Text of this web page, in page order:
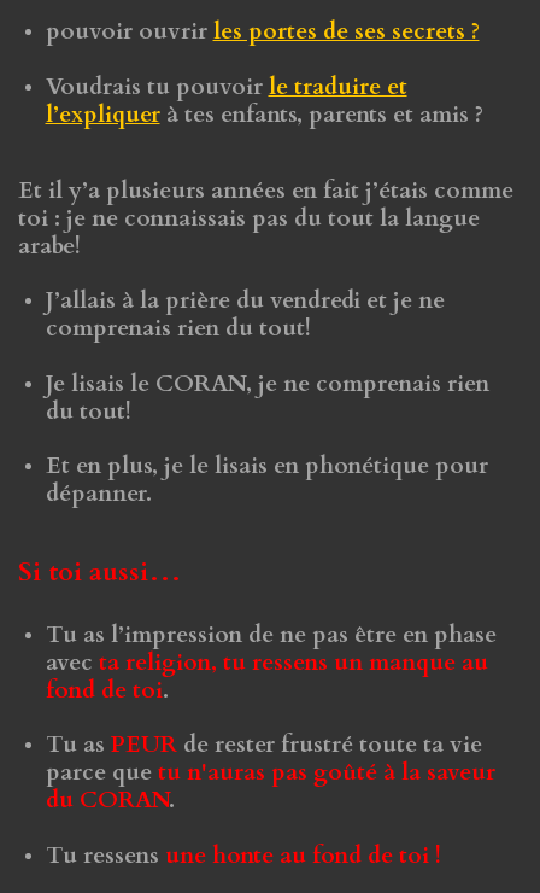
pouvoir ouvrirles portes de ses secrets ?
Voudrais tu pouvoirle traduire et
l’expliquer à tes enfants, parents et amis ?
Et il y’a plusieurs années en fait j’étais comme
toi : je ne connaissais pas du tout la langue
arabe!
J’allais à la prière du vendredi et je ne
comprenais rien du tout!
Je lisais le CORAN, je ne comprenais rien
du tout!
Et en plus, je le lisais en phonétique pour
dépanner.
Si toi aussi…
Tu as l’impression de ne pas être en phase
avec ta religion, tu ressens un manque au
fond de toi.
Tu as PEURde resterfrustrétoute ta vie
parce quetu n'auras pas goûté à la saveur
du CORAN.
Tu ressens une honte au fond de toi !